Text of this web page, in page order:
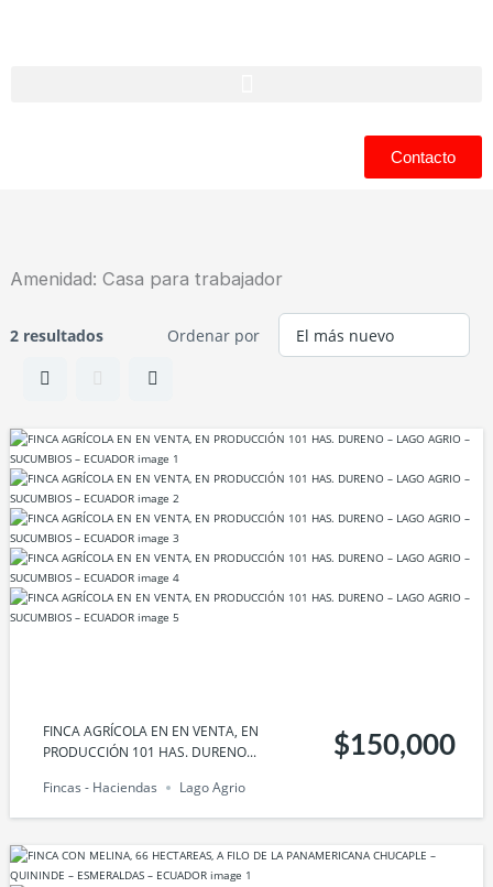
Contacto
Amenidad: Casa para trabajador
2 resultados Ordenar por
FINCA AGRÍCOLA EN EN VENTA, EN
PRODUCCIÓN 101 HAS. DURENO...
$150,000
Fincas - Haciendas Lago Agrio